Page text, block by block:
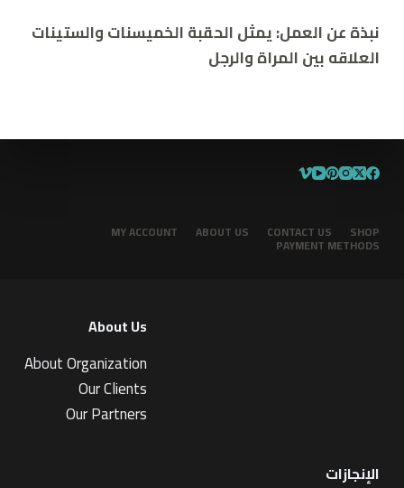
نبذة عن العمل:يمثل الحقبة الخميسنات والستينات
العلاقه بين المراة والرجل
SHOP
CONTACT US
ABOUT US
MY ACCOUNT
PAYMENT METHODS
About Us
About Organization
Our Clients
Our Partners
الإنجازات